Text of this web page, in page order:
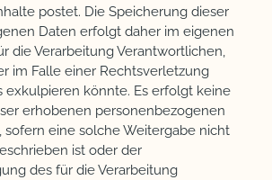
postet. Die Speicherung dieser
Daten erfolgt daher im eigenen
die Verarbeitung Verantwortlichen,
im Falle einer Rechtsverletzung
exkulpieren könnte. Es erfolgt keine
erhobenen personenbezogenen
sofern eine solche Weitergabe nicht
ist oder der
des für die Verarbeitung